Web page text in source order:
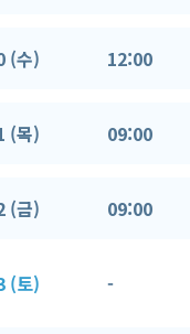
(수) 12:00
(목) 09:00
(금) 09:00
(토) -